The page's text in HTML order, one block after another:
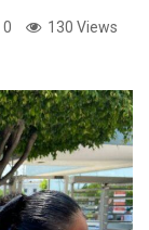
0 130 Views